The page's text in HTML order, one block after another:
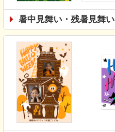
暑中見舞い・残暑見舞い